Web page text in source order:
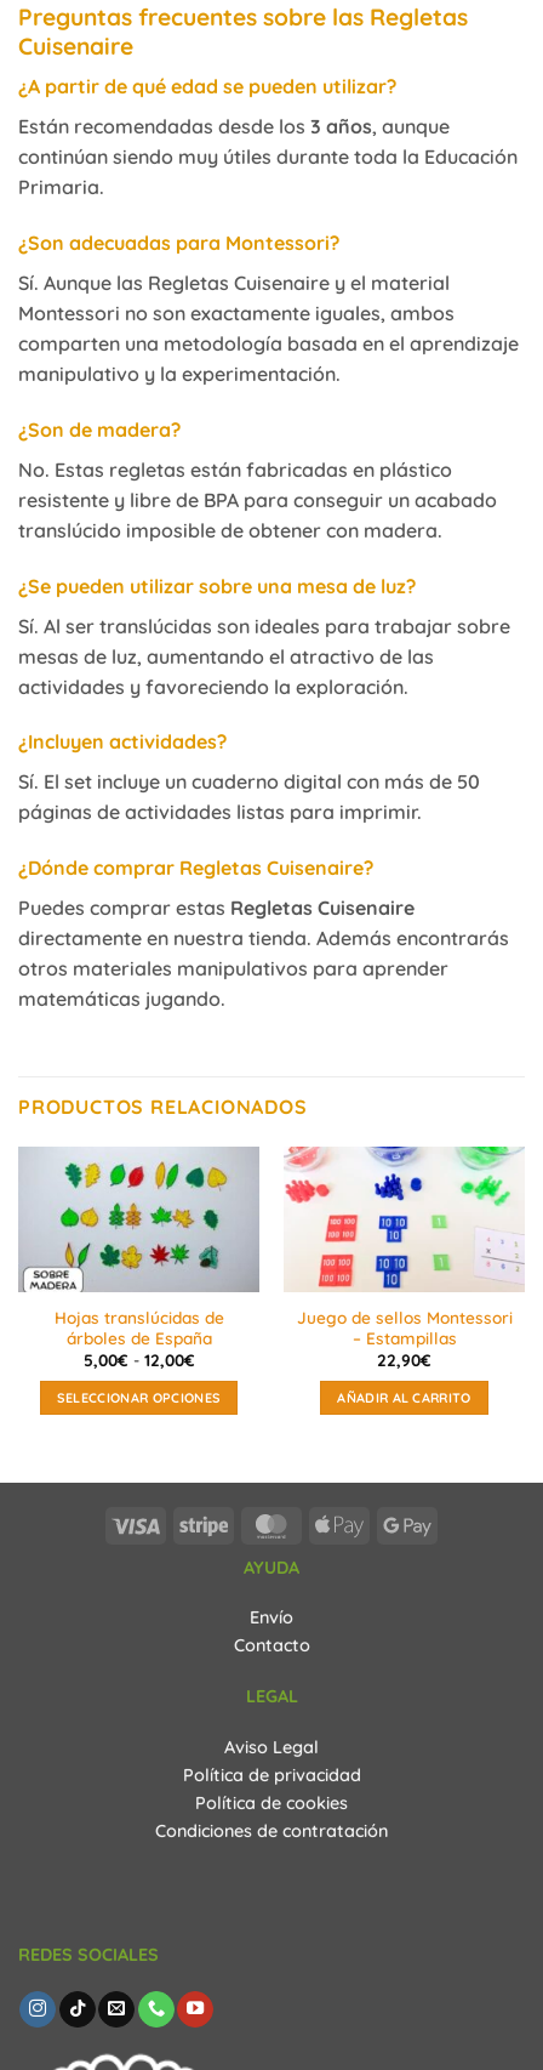
Preguntas frecuentes sobre las Regletas
Cuisenaire
¿A partir de qué edad se pueden utilizar?
Están recomendadas desde los 3 años, aunque
continúan siendo muy útiles durante toda la Educación
Primaria.
¿Son adecuadas para Montessori?
Sí. Aunque las Regletas Cuisenaire y el material
Montessori no son exactamente iguales, ambos
comparten una metodología basada en el aprendizaje
manipulativo y la experimentación.
¿Son de madera?
No. Estas regletas están fabricadas en plástico
resistente y libre de BPA para conseguir un acabado
translúcido imposible de obtener con madera.
¿Se pueden utilizar sobre una mesa de luz?
Sí. Al ser translúcidas son ideales para trabajar sobre
mesas de luz, aumentando el atractivo de las
actividades y favoreciendo la exploración.
¿Incluyen actividades?
Sí. El set incluye un cuaderno digital con más de 50
páginas de actividades listas para imprimir.
¿Dónde comprar Regletas Cuisenaire?
Puedes comprar estas Regletas Cuisenaire
directamente en nuestra tienda. Además encontrarás
otros materiales manipulativos para aprender
matemáticas jugando.
PRODUCTOS RELACIONADOS
Hojas translúcidas de
árboles de España
5,00€ - 12,00€Rango
precios:
desde
5,00€
SELECCIONAR OPCIONES
variantes.
producto
Juego de sellos Montessori
– Estampillas
22,90€
AÑADIR AL CARRITO
Visa Stripe MasterCard
Apple
Google
AYUDA
Envío
Contacto
LEGAL
Aviso Legal
Política de privacidad
Política de cookies
Condiciones de contratación
REDES SOCIALES